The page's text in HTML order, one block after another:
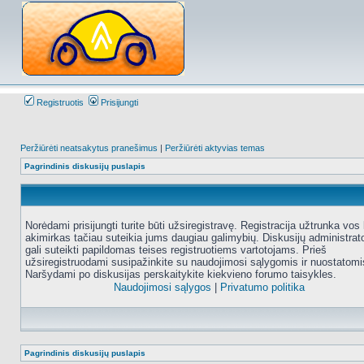
Registruotis Prisijungti
Peržiūrėti neatsakytus pranešimus | Peržiūrėti aktyvias temas
Pagrindinis diskusijų puslapis
Norėdami prisijungti turite būti užsiregistravę. Registracija užtrunka vos
akimirkas tačiau suteikia jums daugiau galimybių. Diskusijų
gali suteikti papildomas teises registruotiems vartotojams. Prieš
užsiregistruodami susipažinkite su naudojimosi sąlygomis ir
Naršydami po diskusijas perskaitykite kiekvieno forumo taisykles.
Naudojimosi sąlygos
Privatumo politika
Pagrindinis diskusijų puslapis